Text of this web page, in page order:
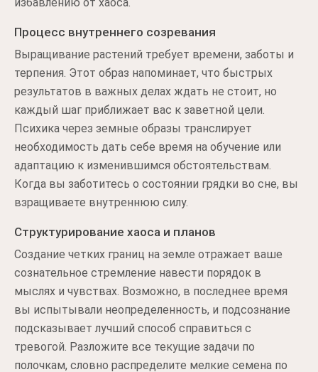
Процесс внутреннего созревания
Выращивание растений требует времени, заботы и
терпения. Этот образ напоминает, что быстрых
результатов в важных делах ждать не стоит, но
каждый шаг приближает вас к заветной цели.
Психика через земные образы транслирует
необходимость дать себе время на обучение или
адаптацию к изменившимся обстоятельствам.
Когда вы заботитесь о состоянии грядки во сне, вы
взращиваете внутреннюю силу.
Структурирование хаоса и планов
Создание четких границ на земле отражает ваше
сознательное стремление навести порядок в
мыслях и чувствах. Возможно, в последнее время
вы испытывали неопределенность, и подсознание
подсказывает лучший способ справиться с
тревогой. Разложите все текущие задачи по
полочкам, словно распределите мелкие семена по